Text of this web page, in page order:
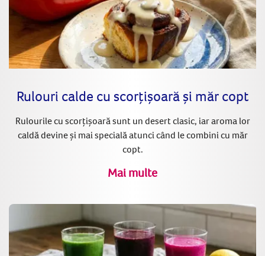
Rulouri calde cu scorțișoară și măr copt
Rulourile cu scorțișoară sunt un desert clasic, iar aroma lor
caldă devine și mai specială atunci când le combini cu măr
copt.
Mai multe